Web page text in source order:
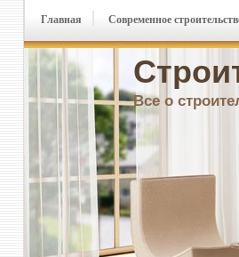
Все о
Главная Современное